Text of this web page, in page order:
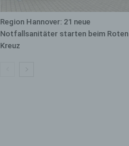
Region Hannover: 21 neue
Notfallsanitäter starten beim Roten
Kreuz